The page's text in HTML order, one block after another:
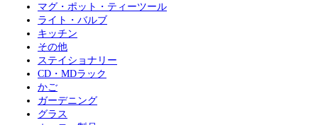
マグ・ポット・ティーツール
ライト・バルブ
キッチン
その他
ステイショナリー
CD・MDラック
かご
ガーデニング
グラス